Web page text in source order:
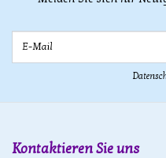
Kontaktieren Sie uns